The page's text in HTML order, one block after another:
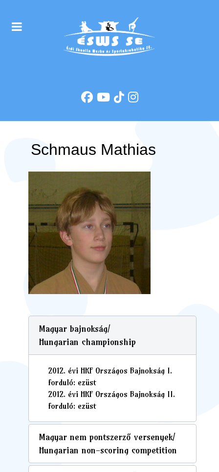
Schmaus Mathias
Magyar bajnokság/
Hungarian championship
2012. évi HKF Országos Bajnokság I.
forduló: ezüst
2012. évi HKF Országos Bajnokság II.
forduló: ezüst
Magyar nem pontszerző versenyek/
Hungarian non-scoring competition